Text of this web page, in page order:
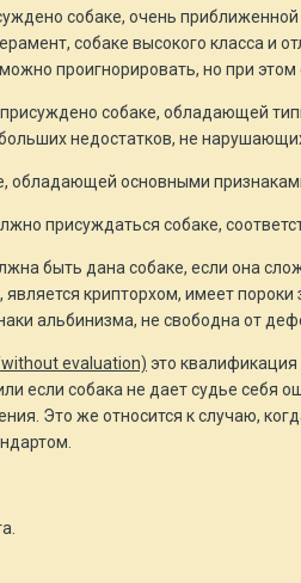
собаке, очень
собаке высокого класса и
проигнорировать, но при
собаке, обладающей
недостатков, не
обладающей основными
присуждаться собаке,
быть дана собаке, если она
крипторхом, имеет
альбинизма, не свободна от
evaluation) это квалификация
если собака не дает судье себя
Это же относится к случаю,